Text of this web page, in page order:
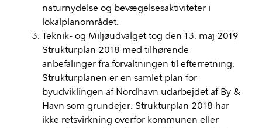
naturnydelse og bevægelsesaktiviteter i
lokalplanområdet.
Teknik- og Miljøudvalget tog den 13. maj 2019
Strukturplan 2018 med tilhørende
anbefalinger fra forvaltningen til efterretning.
Strukturplanen er en samlet plan for
byudviklingen af Nordhavn udarbejdet af By &
Havn som grundejer. Strukturplan 2018 har
ikke retsvirkning overfor kommunen eller